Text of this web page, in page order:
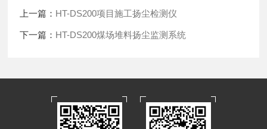
上一篇： HT-DS200项目施工扬尘检测仪
下一篇： HT-DS200煤场堆料扬尘监测系统